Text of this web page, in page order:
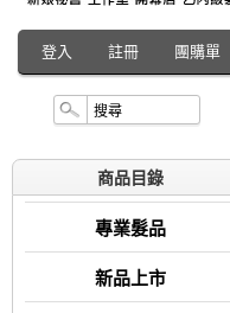
登入 註冊 團購單
商品目錄
專業髮品
新品上市